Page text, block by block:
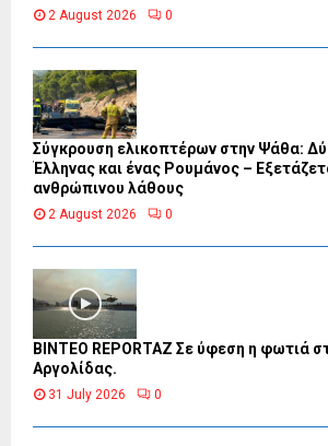
2 August 2026 0
Σύγκρουση ελικοπτέρων στην Ψάθα:
Έλληνας και ένας Ρουμάνος –
ανθρώπινου λάθους
2 August 2026 0
BINTEO REPORTAZ Σε ύφεση η φωτιά
Αργολίδας.
31 July 2026 0